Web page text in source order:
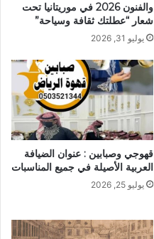
والفنون 2026 في موريتانيا تحت
شعار “عطلتك ثقافة وسياحة”
يوليو 31, 2026
قهوجي وصبابين : عنوان الضيافة
العربية الأصيلة في جميع المناسبات
يوليو 25, 2026